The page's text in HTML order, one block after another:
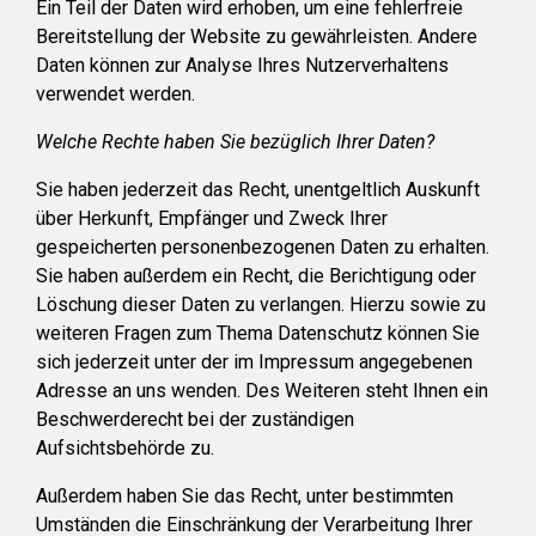
Ein Teil der Daten wird erhoben, um eine fehlerfreie
Bereitstellung der Website zu gewährleisten. Andere
Daten können zur Analyse Ihres Nutzerverhaltens
verwendet werden.
Welche Rechte haben Sie bezüglich Ihrer Daten?
Sie haben jederzeit das Recht, unentgeltlich Auskunft
über Herkunft, Empfänger und Zweck Ihrer
gespeicherten personenbezogenen Daten zu erhalten.
Sie haben außerdem ein Recht, die Berichtigung oder
Löschung dieser Daten zu verlangen. Hierzu sowie zu
weiteren Fragen zum Thema Datenschutz können Sie
sich jederzeit unter der im Impressum angegebenen
Adresse an uns wenden. Des Weiteren steht Ihnen ein
Beschwerderecht bei der zuständigen
Aufsichtsbehörde zu.
Außerdem haben Sie das Recht, unter bestimmten
Umständen die Einschränkung der Verarbeitung Ihrer